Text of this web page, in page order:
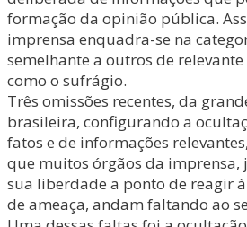
formação da opinião pública.
imprensa enquadra-se na
semelhante a outros de
como o sufrágio.
Três omissões recentes, da
brasileira, configurando a
fatos e de informações
que muitos órgãos da imprensa,
sua liberdade a ponto de reagir
de ameaça, andam faltando ao